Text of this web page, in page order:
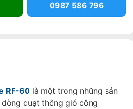
0987 586 796
RF-60 là một trong những sản
quạt thông gió công